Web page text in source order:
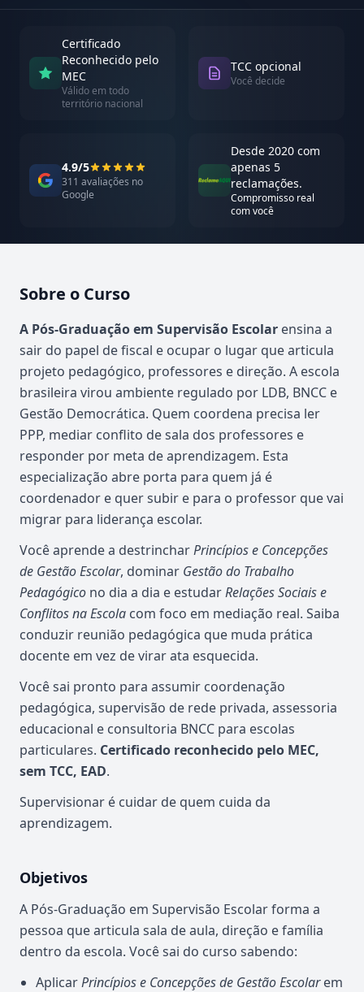
Certificado
Reconhecido pelo
MEC
Válido em todo
território nacional
TCC opcional
Você decide
4.9/5
311 avaliações no
Google
Desde 2020 com
apenas 5
reclamações.
Compromisso real
com você
Sobre o Curso
Atualizado em abril de 2026
A Pós-Graduação em Supervisão Escolar ensina a
sair do papel de fiscal e ocupar o lugar que articula
projeto pedagógico, professores e direção. A escola
brasileira virou ambiente regulado por LDB, BNCC e
Gestão Democrática. Quem coordena precisa ler
PPP, mediar conflito de sala dos professores e
responder por meta de aprendizagem. Esta
especialização abre porta para quem já é
coordenador e quer subir e para o professor que vai
migrar para liderança escolar.
Você aprende a destrincharPrincípios e Concepções
de Gestão Escolar, dominar Gestão do Trabalho
Pedagógico no dia a dia e estudarRelações Sociais e
Conflitos na Escola com foco em mediação real. Saiba
conduzir reunião pedagógica que muda prática
docente em vez de virar ata esquecida.
Você sai pronto para assumir coordenação
pedagógica, supervisão de rede privada, assessoria
educacional e consultoria BNCC para escolas
particulares. Certificado reconhecido pelo MEC,
sem TCC, EAD.
Supervisionar é cuidar de quem cuida da
aprendizagem.
Objetivos
A Pós-Graduação em Supervisão Escolar forma a
pessoa que articula sala de aula, direção e família
dentro da escola. Você sai do curso sabendo:
AplicarPrincípios e Concepções de Gestão Escolarem